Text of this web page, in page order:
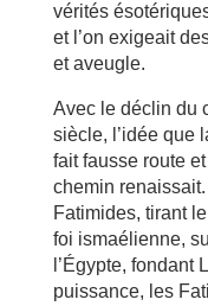
vérités
et l’on exigeait
et aveugle.
Avec le déclin du
siècle, l’idée que
fait fausse route
chemin
Fatimides, tirant
foi ismaélienne,
l’Égypte, fondant
puissance, les